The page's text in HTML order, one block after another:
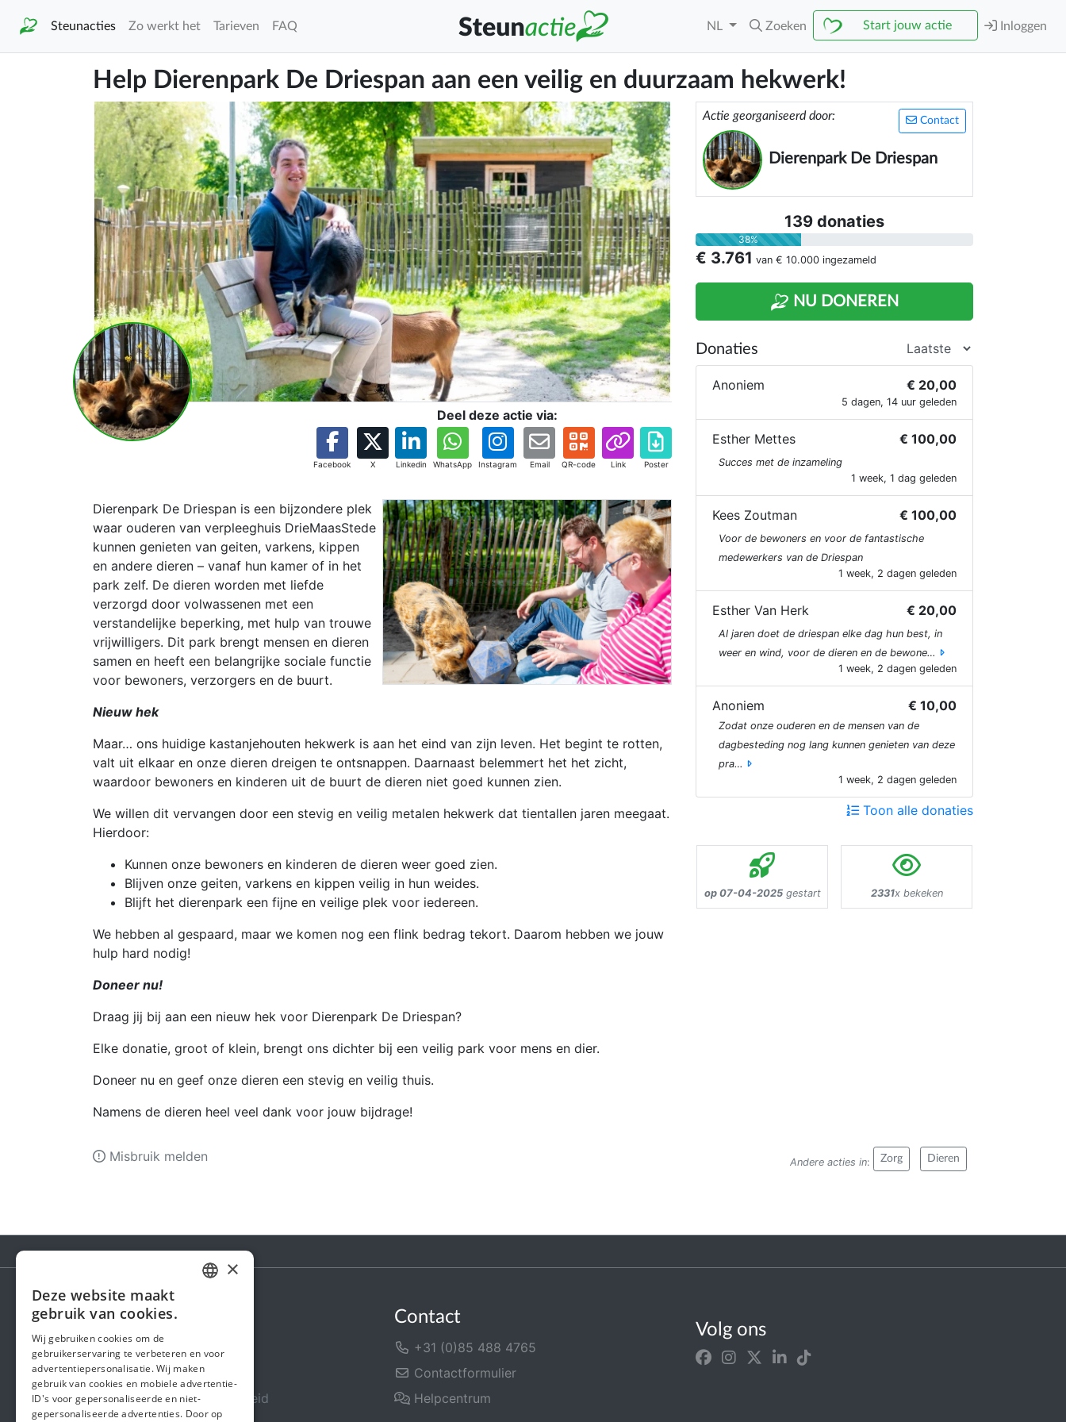
Steunacties Zo werkt het Tarieven FAQ NL Zoeken Start jouw actie Inloggen
Help Dierenpark De Driespan aan een veilig en duurzaam hekwerk!
Deel deze actie via:
Facebook X Linkedin WhatsApp Instagram Email QR-code Link Poster
Dierenpark De Driespan is een bijzondere plek
waar ouderen van verpleeghuis DrieMaasStede
kunnen genieten van geiten, varkens, kippen
en andere dieren – vanaf hun kamer of in het
park zelf. De dieren worden met liefde
verzorgd door volwassenen met een
verstandelijke beperking, met hulp van trouwe
vrijwilligers. Dit park brengt mensen en dieren
samen en heeft een belangrijke sociale functie
voor bewoners, verzorgers en de buurt.
Nieuw hek
Maar… ons huidige kastanjehouten hekwerk is aan het eind van zijn leven. Het begint te rotten,
valt uit elkaar en onze dieren dreigen te ontsnappen. Daarnaast belemmert het het zicht,
waardoor bewoners en kinderen uit de buurt de dieren niet goed kunnen zien.
We willen dit vervangen door een stevig en veilig metalen hekwerk dat tientallen jaren meegaat.
Hierdoor:
Kunnen onze bewoners en kinderen de dieren weer goed zien.
Blijven onze geiten, varkens en kippen veilig in hun weides.
Blijft het dierenpark een fijne en veilige plek voor iedereen.
We hebben al gespaard, maar we komen nog een flink bedrag tekort. Daarom hebben we jouw
hulp hard nodig!
Doneer nu!
Draag jij bij aan een nieuw hek voor Dierenpark De Driespan?
Elke donatie, groot of klein, brengt ons dichter bij een veilig park voor mens en dier.
Doneer nu en geef onze dieren een stevig en veilig thuis.
Namens de dieren heel veel dank voor jouw bijdrage!
Contact
Actie georganiseerd door:
Dierenpark De Driespan
139 donaties
38%
€ 3.761 van € 10.000 ingezameld
NU DONEREN
Donaties
Anoniem € 20,00
5 dagen, 14 uur geleden
Esther Mettes € 100,00
Succes met de inzameling
1 week, 1 dag geleden
Kees Zoutman € 100,00
Voor de bewoners en voor de fantastische
medewerkers van de Driespan
1 week, 2 dagen geleden
Esther Van Herk € 20,00
Al jaren doet de driespan elke dag hun best, in
weer en wind, voor de dieren en de bewone…
1 week, 2 dagen geleden
Anoniem € 10,00
Zodat onze ouderen en de mensen van de
dagbesteding nog lang kunnen genieten van deze
pra…
1 week, 2 dagen geleden
Toon alle donaties
op 07-04-2025gestart 2331x bekeken
Andere acties in: Zorg Dieren
Misbruik melden
Steunactie
Over ons
In de media
Veiligheid & Betrouwbaarheid
Contact
+31 (0)85 488 4765
Contactformulier
Helpcentrum
Volg ons
ENGLISH
×
Deze website maakt
gebruik van cookies.
Wij gebruiken cookies om de
gebruikerservaring te verbeteren en voor
advertentiepersonalisatie. Wij maken
gebruik van cookies en mobiele advertentie-
ID's voor gepersonaliseerde en niet-
gepersonaliseerde advertenties. Door op